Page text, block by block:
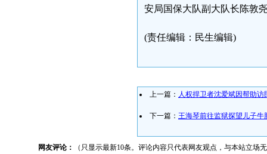
安局国保大队副大队长陈敦
(责任编辑：民生编辑)
上一篇： 人权捍卫者沈爱斌因帮助访
下一篇： 王海琴前往监狱探望儿子牛
网友评论： （只显示最新10条。评论内容只代表网友观点，与本站立场